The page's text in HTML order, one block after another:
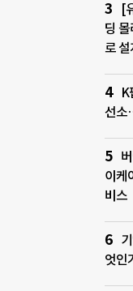
[
딩
로 설
K
선소
이케
비스
엇인